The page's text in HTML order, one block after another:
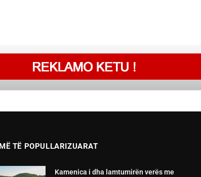
MË TË POPULLARIZUARAT
Kamenica i dha lamtumirën verës me